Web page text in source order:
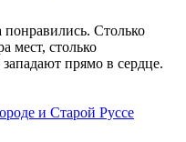
Столько
мест, столько
прямо в сердце.
и Старой Руссе